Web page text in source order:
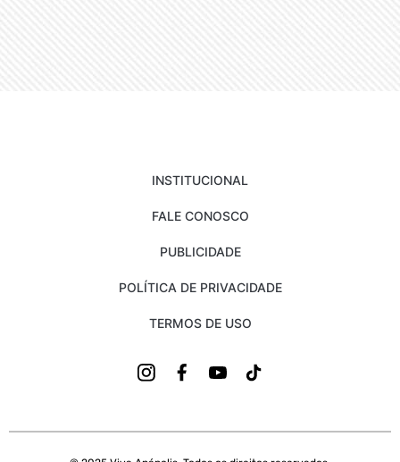
INSTITUCIONAL
FALE CONOSCO
PUBLICIDADE
POLÍTICA DE PRIVACIDADE
TERMOS DE USO